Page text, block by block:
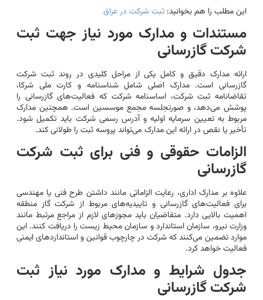
این مطلب را هم بخوانید: ثبت شرکت در عراق
مستندات و مدارک مورد نیاز جهت ثبت
شرکت گازرسانی
ارائه مدارک دقیق و کامل یکی از مراحل کلیدی در روند ثبت شرکت
گازرسانی است. مدارک اصلی شامل شناسنامه و کارت ملی شرکا،
تقاضانامه ثبت شرکت، اساسنامه شرکت که فعالیت‌های گازرسانی را
پوشش می‌دهد، و صورتجلسه مجمع موسسین است. همچنین مدارک
مربوط به تعیین سرمایه اولیه و آدرس رسمی شرکت باید تکمیل شود.
تأخیر یا نقص در ارائه این مدارک می‌تواند پروسه ثبت را طولانی کند.
الزامات حقوقی و فنی برای ثبت شرکت
گازرسانی
علاوه بر مدارک اداری، رعایت الزاماتی مانند داشتن طرح فنی یا مهندسی
برای فعالیت‌های گازرسانی و تاییدیه‌های مربوط از شرکت گاز منطقه
اهمیت بالایی دارد. متقاضیان باید مجوزهای لازم از مراجع مرتبط مانند
وزارت نیرو، سازمان استاندارد و سازمان محیط زیست را دریافت کنند. این
موارد تضمین می‌کنند که شرکت در چارچوب قوانین و استانداردهای ایمنی
فعالیت خواهد کرد.
جدول شرایط و مدارک مورد نیاز ثبت
شرکت گازرسانی